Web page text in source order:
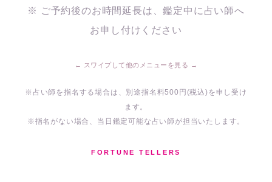
※ ご予約後のお時間延長は、鑑定中に占い師へ
お申し付けください
※占い師を指名する場合は、別途指名料500円(税込)を申し受け
ます。
※指名がない場合、当日鑑定可能な占い師が担当いたします。
FORTUNE TELLERS